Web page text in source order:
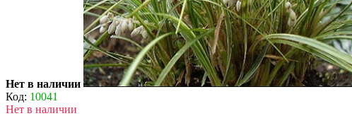
Нет в наличии
Код: 10041
Нет в наличии